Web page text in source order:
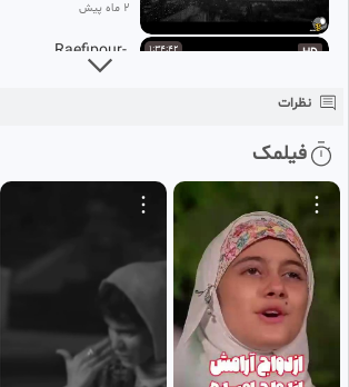
2 ماه پیش
1:34:42 HD
Raefipour-
4
HD
HD
RevayatAhd_055-
1396.02.14-
MHP
2 ماه پیش
2:59:13 HD
RevayatAhd_047-
نظرات
فیلمک